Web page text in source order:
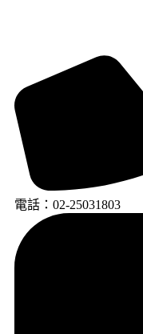
電話：02-25031803